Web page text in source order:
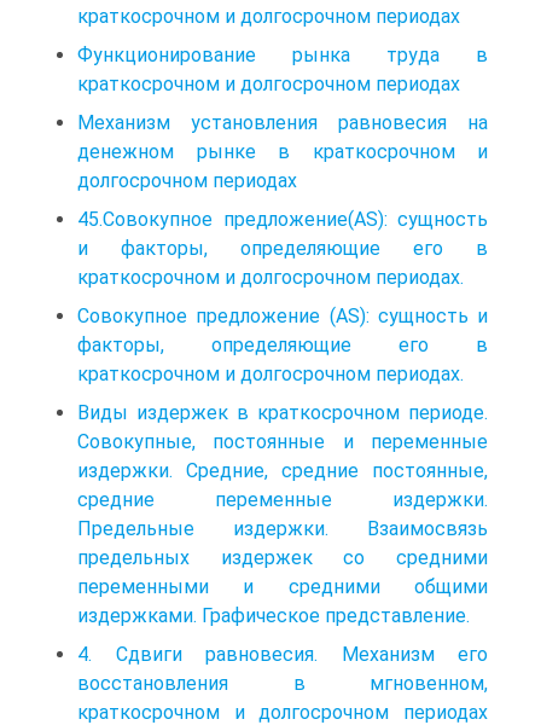
краткосрочном и долгосрочном периодах
Функционирование рынка труда в
краткосрочном и долгосрочном периодах
Механизм установления равновесия на
денежном рынке в краткосрочном и
долгосрочном периодах
45.Совокупное предложение(AS): сущность
и факторы, определяющие его в
краткосрочном и долгосрочном периодах.
Совокупное предложение (AS): сущность и
факторы, определяющие его в
краткосрочном и долгосрочном периодах.
Виды издержек в краткосрочном периоде.
Совокупные, постоянные и переменные
издержки. Средние, средние постоянные,
средние переменные издержки.
Предельные издержки. Взаимосвязь
предельных издержек со средними
переменными и средними общими
издержками. Графическое представление.
4. Сдвиги равновесия. Механизм его
восстановления в мгновенном,
краткосрочном и долгосрочном периодах